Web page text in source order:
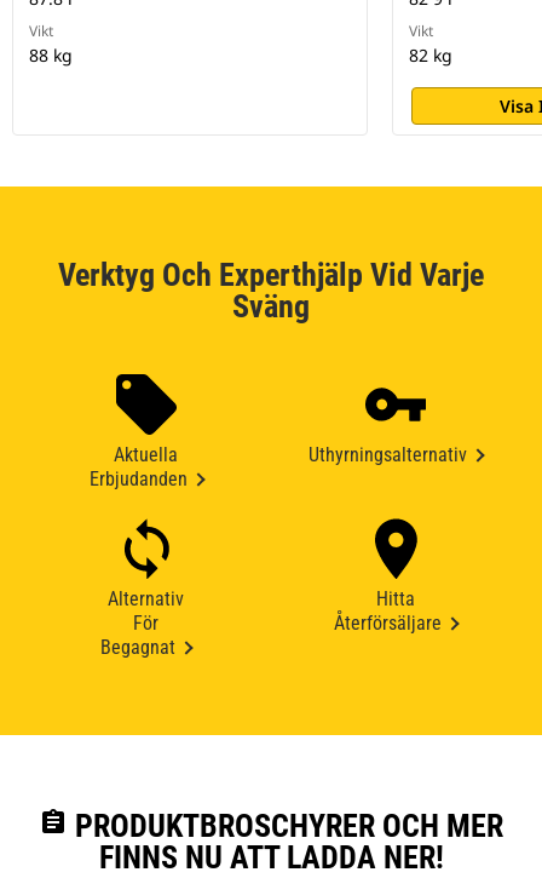
Vikt
88 kg
Vikt
82 kg
Visa
Verktyg Och Experthjälp Vid Varje
Sväng
Aktuella
Erbjudanden
Uthyrningsalternativ
Alternativ
För
Begagnat
Hitta
Återförsäljare
assignment PRODUKTBROSCHYRER OCH MER
FINNS NU ATT LADDA NER!